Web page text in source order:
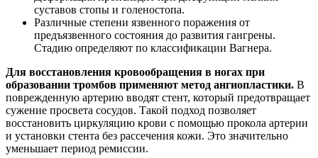
суставов стопы и голеностопа.
Различные степени язвенного поражения от
предъязвенного состояния до развития гангрены.
Стадию определяют по классификации Вагнера.
Для восстановления кровообращения в ногах при
образовании тромбов применяют метод ангиопластики. В
поврежденную артерию вводят стент, который предотвращает
сужение просвета сосудов. Такой подход позволяет
восстановить циркуляцию крови с помощью прокола артерии
и установки стента без рассечения кожи. Это значительно
уменьшает период ремиссии.